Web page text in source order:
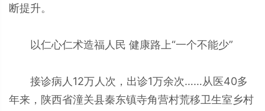
断提升。
以仁心仁术造福人民 健康路上“一个不能少”
接诊病人12万人次，出诊1万余次……从医40多
年来，陕西省潼关县秦东镇寺角营村荒移卫生室乡村